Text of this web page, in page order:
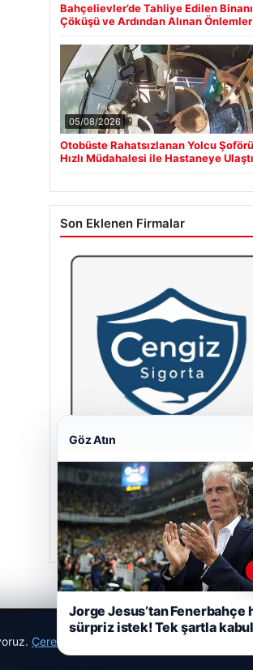
Bahçelievler’de Tahliye Edilen
Çöküşü ve Ardından Alınan Önlemler
05/08/2026
Otobüste Rahatsızlanan Yolcu
Hızlı Müdahalesi ile Hastaneye
Son Eklenen Firmalar
Cengiz Sigorta
23/06/2026
Çerez Politikamız
Göz Atın
Jorge Jesus’tan Fenerbahçe
sürpriz istek! Tek şartla